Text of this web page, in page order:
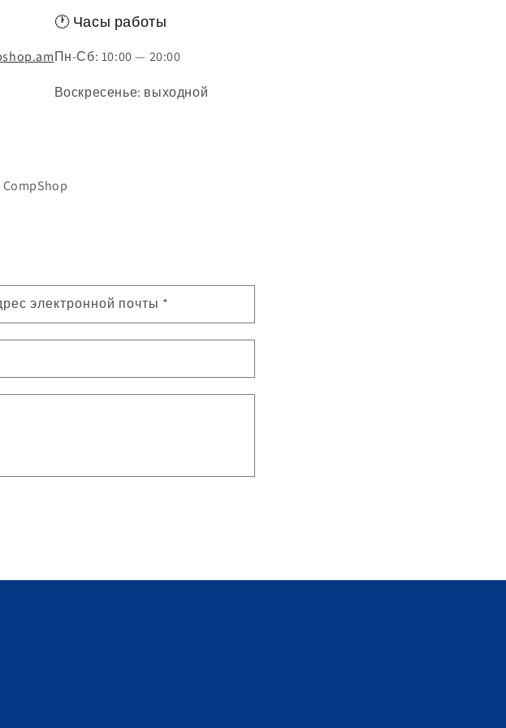
🕐 Часы работы
Пн-Сб: 10:00 — 20:00
Воскресенье: выходной
электронной почты *